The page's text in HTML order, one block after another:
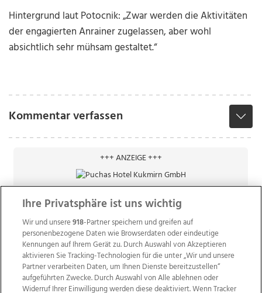
Hintergrund laut Potocnik: „Zwar werden die Aktivitäten
der engagierten Anrainer zugelassen, aber wohl
absichtlich sehr mühsam gestaltet.“
Kommentar verfassen
+++ ANZEIGE +++
Ihre Privatsphäre ist uns wichtig
Wir und unsere918-Partner speichern und greifen auf
personenbezogene Daten wie Browserdaten oder eindeutige
Kennungen auf Ihrem Gerät zu. Durch Auswahl von Akzeptieren
aktivieren Sie Tracking-Technologien für die unter „Wir und unsere
Partner verarbeiten Daten, um Ihnen Dienste bereitzustellen“
aufgeführten Zwecke. Durch Auswahl von Alle ablehnen oder
Widerruf Ihrer Einwilligung werden diese deaktiviert. Wenn Tracker